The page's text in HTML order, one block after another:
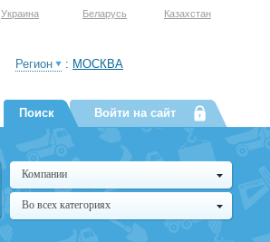
Украина Беларусь Казахстан
Регион : МОСКВА
Поиск Войти на сайт
Компании
Во всех категориях